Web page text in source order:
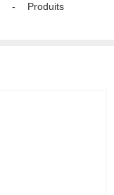
Produits